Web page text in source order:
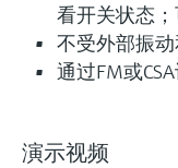
看开关状态
不受外部振
通过FM或
演示视频